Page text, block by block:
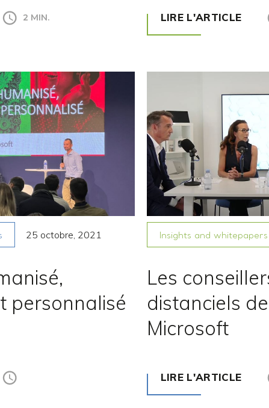
2 MIN. LIRE L'ARTICLE
25 octobre, 2021
personnalisé
Insights and whitepapers
Les
distanciels
Microsoft
LIRE L'ARTICLE